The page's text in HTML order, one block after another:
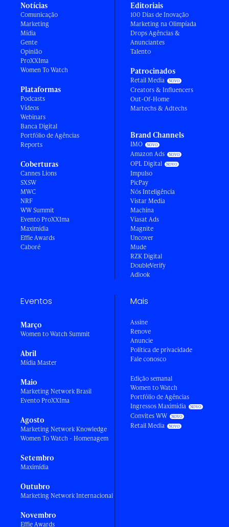
Notícias
Comunicação
Marketing
Mídia
Gente
Opinião
ProXXIma
Women To Watch
Plataformas
Podcasts
Vídeos
Webinars
Banca Digital
Portfólio de Agências
Reports
Coberturas
Cannes Lions
SXSW
MWC
NRF
WW Summit
Evento ProXXIma
Maximídia
Effie Awards
Caboré
Editoriais
100 Dias de Inovação
Marketing na Olimpíada
Drops Agências &
Anunciantes
Talento
Patrocinados
Retail Media
Creators & Influencers
Out-Of-Home
Martechs & Adtechs
Brand Channels
IMO
Amazon Ads
OPL Digital
Impulso
PicPay
Nós Inteligência
Vistar Media
Machina
Viasat Ads
Magnite
Uncover
Mude
RZK Digital
DoubleVerify
Adlook
Eventos
Março
Women to Watch Summit
Abril
Mídia Master
Maio
Marketing Network Brasil
Evento ProXXIma
Agosto
Marketing Network Knowledge
Women To Watch - Homenagem
Setembro
Maximídia
Outubro
Marketing Network Internacional
Novembro
Effie Awards
Mais
Assine
Renove
Anuncie
Política de privacidade
Fale conosco
Edição semanal
Women to Watch
Portfólio de Agências
Ingressos Maximídia
Convites WW
Retail Media